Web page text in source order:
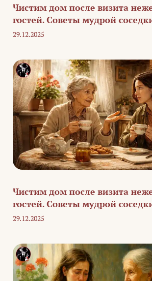
Чистим дом после визита
гостей. Советы мудрой
29.12.2025
Чистим дом после визита
гостей. Советы мудрой
29.12.2025